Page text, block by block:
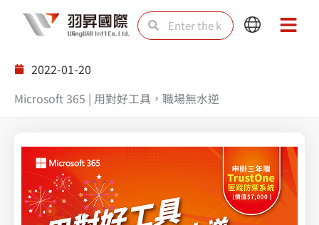
SearchSearch
Main
Main
2022-01-20
Microsoft 365 | 用對好工具，職場無水逆